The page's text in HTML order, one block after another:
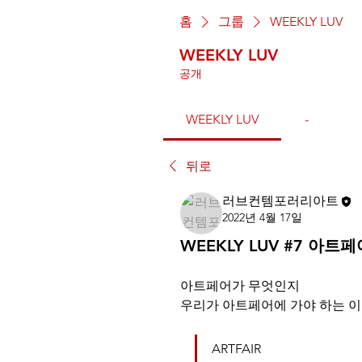
홈 그룹 WEEKLY LUV
WEEKLY LUV
공개
WEEKLY LUV -
뒤로
러브컨템포러리아트
2022년 4월 17일
WEEKLY LUV #7 아트페
아트페어가 무엇인지
우리가 아트페어에 가야 하는
ARTFAIR